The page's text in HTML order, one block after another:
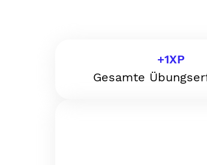
+1XP
Gesamte